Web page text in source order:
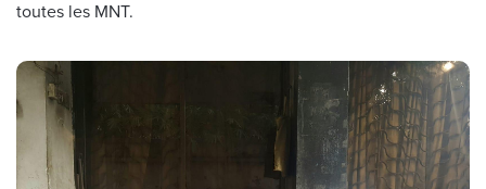
toutes les MNT.